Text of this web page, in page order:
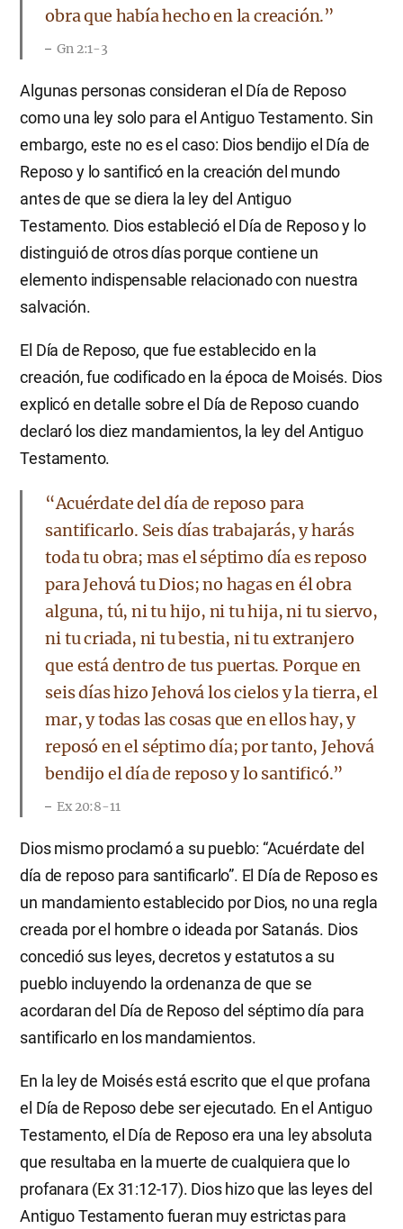
obra que había hecho en la creación.”
Gn 2:1-3
Algunas personas consideran el Día de Reposo
como una ley solo para el Antiguo Testamento. Sin
embargo, este no es el caso: Dios bendijo el Día de
Reposo y lo santificó en la creación del mundo
antes de que se diera la ley del Antiguo
Testamento. Dios estableció el Día de Reposo y lo
distinguió de otros días porque contiene un
elemento indispensable relacionado con nuestra
salvación.
El Día de Reposo, que fue establecido en la
creación, fue codificado en la época de Moisés. Dios
explicó en detalle sobre el Día de Reposo cuando
declaró los diez mandamientos, la ley del Antiguo
Testamento.
“Acuérdate del día de reposo para
santificarlo. Seis días trabajarás, y harás
toda tu obra; mas el séptimo día es reposo
para Jehová tu Dios; no hagas en él obra
alguna, tú, ni tu hijo, ni tu hija, ni tu siervo,
ni tu criada, ni tu bestia, ni tu extranjero
que está dentro de tus puertas. Porque en
seis días hizo Jehová los cielos y la tierra, el
mar, y todas las cosas que en ellos hay, y
reposó en el séptimo día; por tanto, Jehová
bendijo el día de reposo y lo santificó.”
Ex 20:8-11
Dios mismo proclamó a su pueblo: “Acuérdate del
día de reposo para santificarlo”. El Día de Reposo es
un mandamiento establecido por Dios, no una regla
creada por el hombre o ideada por Satanás. Dios
concedió sus leyes, decretos y estatutos a su
pueblo incluyendo la ordenanza de que se
acordaran del Día de Reposo del séptimo día para
santificarlo en los mandamientos.
En la ley de Moisés está escrito que el que profana
el Día de Reposo debe ser ejecutado. En el Antiguo
Testamento, el Día de Reposo era una ley absoluta
que resultaba en la muerte de cualquiera que lo
profanara (Ex 31:12-17). Dios hizo que las leyes del
Antiguo Testamento fueran muy estrictas para